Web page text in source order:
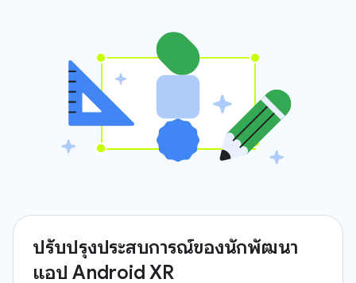
ปรับปรุงประสบการณ์ของนักพัฒนา
แอป Android XR